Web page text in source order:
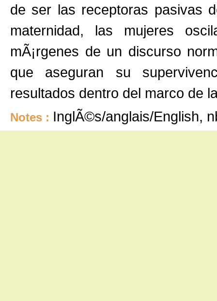
de ser las receptoras pasivas
maternidad, las mujeres
mÃ¡rgenes de un discurso
que aseguran su
resultados dentro del marco de
Notes : InglÃ©s/anglais/English,